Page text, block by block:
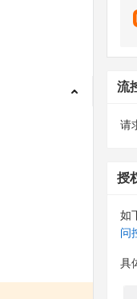
流
请
授
如
问
具